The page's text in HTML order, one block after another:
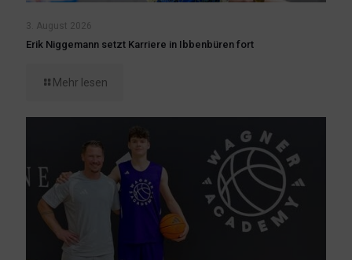
3. August 2026
Erik Niggemann setzt Karriere in Ibbenbüren fort
Mehr lesen